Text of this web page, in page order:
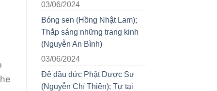
03/06/2024
Bóng sen (Hồng Nhật Lam);
Thắp sáng những trang kinh
(Nguyễn An Bình)
03/06/2024
Đê đầu đức Phật Dược Sư
(Nguyễn Chí Thiện); Tự tại